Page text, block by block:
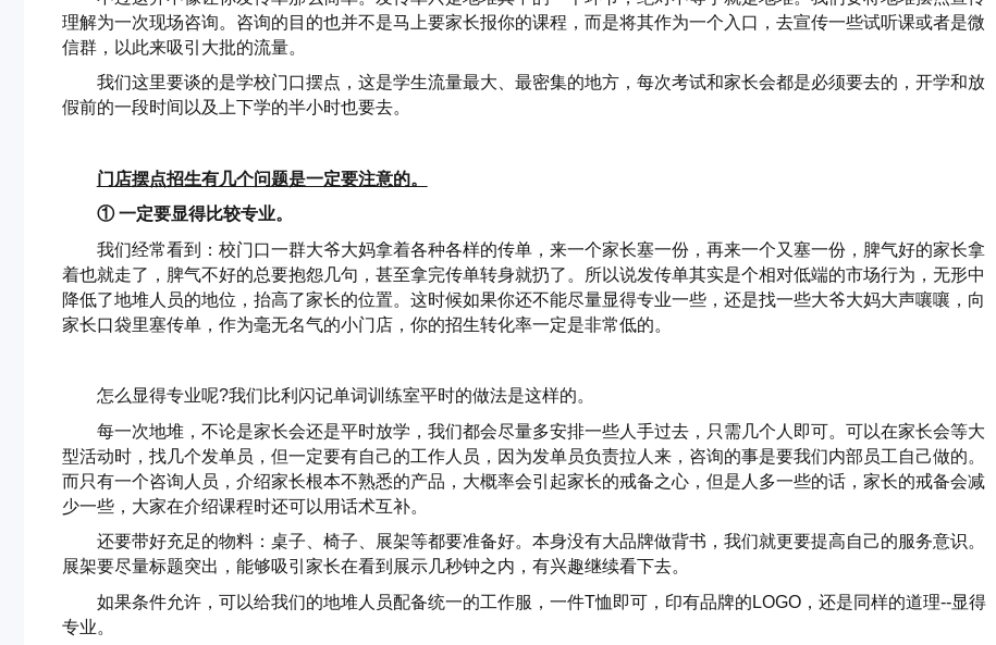
理解为一次现场咨询。咨询的目的也并不是马上要家长报你的课程，而是将其作为一个入口，去宣传一些试听课或者是微
信群，以此来吸引大批的流量。
我们这里要谈的是学校门口摆点，这是学生流量最大、最密集的地方，每次考试和家长会都是必须要去的，开学和放
假前的一段时间以及上下学的半小时也要去。
门店摆点招生有几个问题是一定要注意的。
① 一定要显得比较专业。
我们经常看到：校门口一群大爷大妈拿着各种各样的传单，来一个家长塞一份，再来一个又塞一份，脾气好的家长拿
着也就走了，脾气不好的总要抱怨几句，甚至拿完传单转身就扔了。所以说发传单其实是个相对低端的市场行为，无形中
降低了地堆人员的地位，抬高了家长的位置。这时候如果你还不能尽量显得专业一些，还是找一些大爷大妈大声嚷嚷，向
家长口袋里塞传单，作为毫无名气的小门店，你的招生转化率一定是非常低的。
怎么显得专业呢?我们比利闪记单词训练室平时的做法是这样的。
每一次地堆，不论是家长会还是平时放学，我们都会尽量多安排一些人手过去，只需几个人即可。可以在家长会等大
型活动时，找几个发单员，但一定要有自己的工作人员，因为发单员负责拉人来，咨询的事是要我们内部员工自己做的。
而只有一个咨询人员，介绍家长根本不熟悉的产品，大概率会引起家长的戒备之心，但是人多一些的话，家长的戒备会减
少一些，大家在介绍课程时还可以用话术互补。
还要带好充足的物料：桌子、椅子、展架等都要准备好。本身没有大品牌做背书，我们就更要提高自己的服务意识。
展架要尽量标题突出，能够吸引家长在看到展示几秒钟之内，有兴趣继续看下去。
如果条件允许，可以给我们的地堆人员配备统一的工作服，一件T恤即可，印有品牌的LOGO，还是同样的道理--显得
专业。